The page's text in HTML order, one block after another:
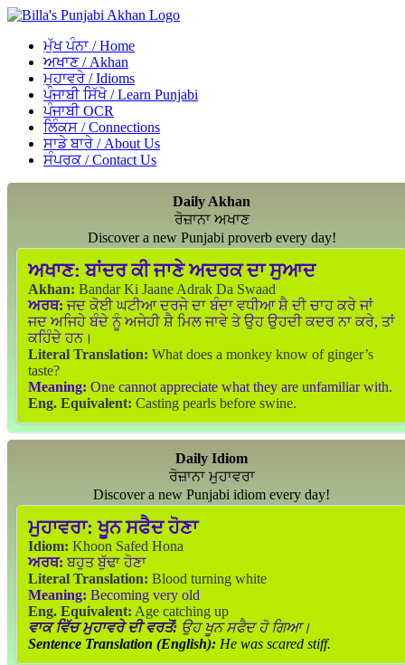
ਮੁੱਖ ਪੰਨਾ / Home
ਅਖਾਣ / Akhan
ਮੁਹਾਵਰੇ / Idioms
ਪੰਜਾਬੀ ਸਿੱਖੋ / Learn Punjabi
ਪੰਜਾਬੀ OCR
ਲਿੰਕਸ / Connections
ਸਾਡੇ ਬਾਰੇ / About Us
ਸੰਪਰਕ / Contact Us
Daily Akhan
ਰੋਜ਼ਾਨਾ ਅਖਾਣ
Discover a new Punjabi proverb every day!
ਅਖਾਣ: ਬਾਂਦਰ ਕੀ ਜਾਣੇ ਅਦਰਕ ਦਾ ਸੁਆਦ
Akhan: Bandar Ki Jaane Adrak Da Swaad
ਅਰਥ: ਜਦ ਕੋਈ ਘਟੀਆ ਦਰਜੇ ਦਾ ਬੰਦਾ ਵਧੀਆ ਸ਼ੈ ਦੀ ਚਾਹ ਕਰੇ ਜਾਂ
ਜਦ ਅਜਿਹੇ ਬੰਦੇ ਨੂੰ ਅਜੇਹੀ ਸ਼ੈ ਮਿਲ ਜਾਵੇ ਤੇ ਉਹ ਉਹਦੀ ਕਦਰ ਨਾ ਕਰੇ, ਤਾਂ
ਕਹਿੰਦੇ ਹਨ।
Literal Translation: What does a monkey know of ginger’s
taste?
Meaning: One cannot appreciate what they are unfamiliar with.
Eng. Equivalent: Casting pearls before swine.
Daily Idiom
ਰੋਜ਼ਾਨਾ ਮੁਹਾਵਰਾ
Discover a new Punjabi idiom every day!
ਮੁਹਾਵਰਾ: ਖੂਨ ਸਫੈਦ ਹੋਣਾ
Idiom: Khoon Safed Hona
ਅਰਥ: ਬਹੁਤ ਬੁੱਢਾ ਹੋਣਾ
Literal Translation: Blood turning white
Meaning: Becoming very old
Eng. Equivalent: Age catching up
ਵਾਕ ਵਿੱਚ ਮੁਹਾਵਰੇ ਦੀ ਵਰਤੋਂ: ਉਹ ਖੂਨ ਸਫੈਦ ਹੋ ਗਿਆ।
Sentence Translation (English): He was scared stiff.